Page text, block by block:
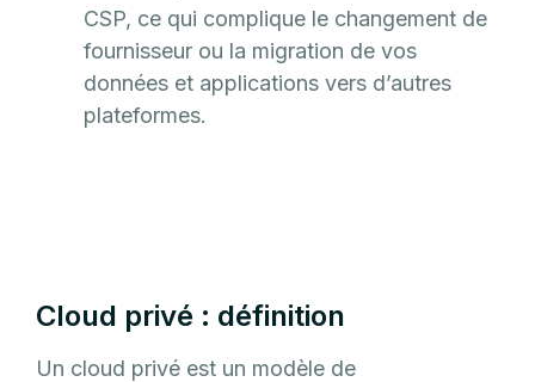
CSP, ce qui complique le changement de
fournisseur ou la migration de vos
données et applications vers d’autres
plateformes.
Cloud privé : définition
Un cloud privé est un modèle de